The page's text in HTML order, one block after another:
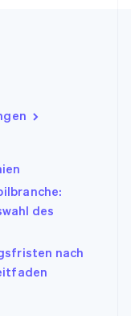
des
nach